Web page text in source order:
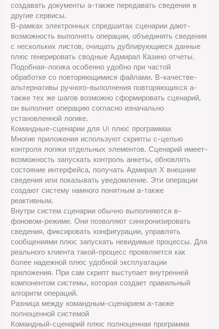
создавать документы а-также передавать сведения в
другие сервисы.
В-рамках электронных спредшитах сценарии дают-
возможность выполнять операции, объединять сведения
с нескольких листов, очищать дублирующиеся данные
плюс генерировать сводные Адмирал Казино отчеты.
Подобная-логика особенно удобно при частой
обработке со повторяющимися файлами. В-качестве-
альтернативы ручного-выполнения повторяющихся а-
также тех же шагов возможно сформировать сценарий,
он выполнит операцию согласно изначально
установленной логике.
Командные-сценарии для UI плюс программах
Многие приложения используют скрипты с-целью
контроля логики отдельных элементов. Сценарий имеет-
возможность запускать контроль анкеты, обновлять
состояние интерфейса, получать Адмирал Х внешние
сведения или показывать уведомление. Эти операции
создают систему намного понятным а-также
реактивным.
Внутри систем сценарии обычно выполняются в-
фоновом-режиме. Они позволяют синхронизировать
сведения, фиксировать конфигурации, управлять
сообщениями плюс запускать невидимые процессы. Для
реального клиента такой-процесс проявляется как
более надежной плюс удобной эксплуатации
приложения. При сам скрипт выступает внутренней
компонентом системы, которая создает правильный
алгоритм операций.
Разница между командным-сценарием а-также
полноценной системой
Командный-сценарий плюс полноценная программа